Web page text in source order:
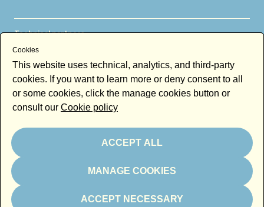
Technical partners
Magazine partner
Cookies
This website uses technical, analytics, and third-party
cookies. If you want to learn more or deny consent to all
or some cookies, click the manage cookies button or
consult our Cookie policy
ACCEPT ALL
MANAGE COOKIES
ACCEPT NECESSARY